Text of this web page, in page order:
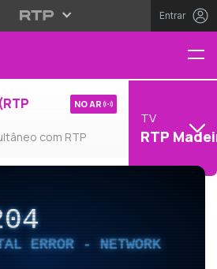
Entrar
com RTP
NO AR
TV
RTP
ERROR - NETWORK